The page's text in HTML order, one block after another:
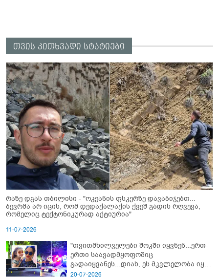
თვის კითხვადი სტატიები
რაზე დგას თბილისი - "ოკეანის ფსკერზე დავაბიჯებთ...
ბევრმა არ იცის, რომ დედაქალაქის ქვეშ გადის რღვევა,
რომელიც ტექტონიკურად აქტიურია"
11-07-2026
"თვითმხილველები შოკში იყვნენ...ერთ-
ერთი საავადმყოფოშიც
გადაიყვანეს...დიახ, ეს მკვლელობა იყო"
- გორში დატრიალებული ტრაგედიის
20-07-2026